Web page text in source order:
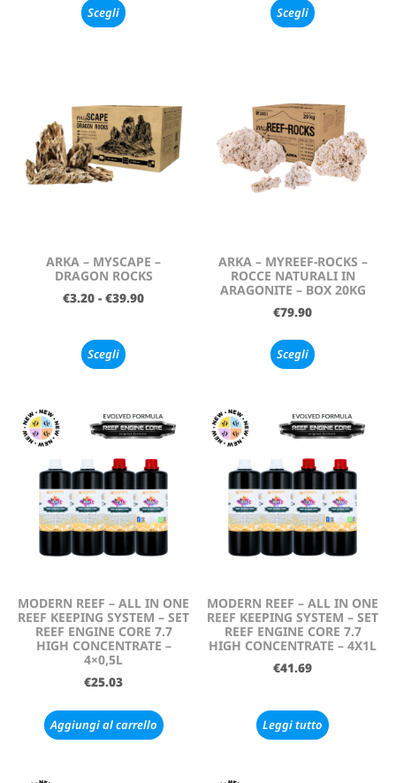
Scegli Scegli
ARKA – MYSCAPE –
DRAGON ROCKS
€3.20 - €39.90
Scegli
ARKA – MYREEF-ROCKS –
ROCCE NATURALI IN
ARAGONITE – BOX 20KG
€79.90
Scegli
MODERN REEF – ALL IN ONE
REEF KEEPING SYSTEM – SET
REEF ENGINE CORE 7.7
HIGH CONCENTRATE –
4×0,5L
€25.03
Aggiungi al carrello
MODERN REEF – ALL IN ONE
REEF KEEPING SYSTEM – SET
REEF ENGINE CORE 7.7
HIGH CONCENTRATE – 4X1L
€41.69
Leggi tutto